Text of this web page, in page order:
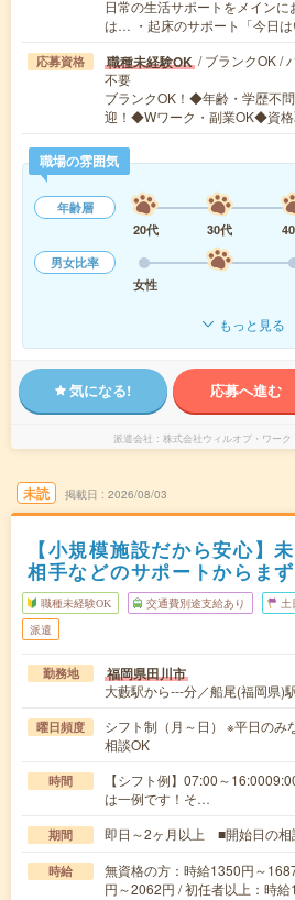
日常の生活サポートをメイン
は… ・起床のサポート「今日
応募資格 職種未経験OK / ブランクOK /
不要
ブランクOK！◆年齢・学歴不
迎！◆Wワーク・副業OK◆資
職場の雰囲気
年齢層
20代
30代
男女比率
女性
もっと見る
気になる! 応募へ進む
派遣会社 株式会社ウィルオブ・ワー
未読 掲載日 2026/08/03
【小規模施設だから安心】
相手などのサポートからま
職種未経験OK 交通費別途支給あり 土
派遣
勤務地 福岡県田川市
大藪駅から---分／船尾(福岡県)
曜日頻度
シフト制（月～日） ※平日のみ
相談OK
時間
【シフト例】07:00～
は一例です！そ…
期間 即日～2ヶ月以上 ■開始日の相
時給
無資格の方：時給1350円～
円～2062円 / 初任者以上：時